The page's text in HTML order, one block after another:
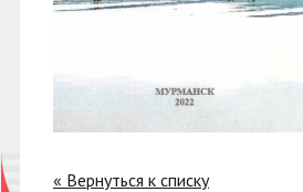
« Вернуться к списку